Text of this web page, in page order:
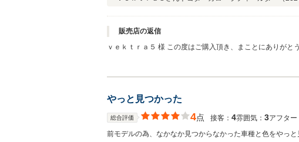
販売店の返信
ｖｅｋｔｒａ５ 様 この度はご購入頂き、まことにありが
やっと見つかった
総合評価 4点 接客： 4雰囲気： 3アフター
前モデルの為、なかなか見つからなかった車種と色をやっ